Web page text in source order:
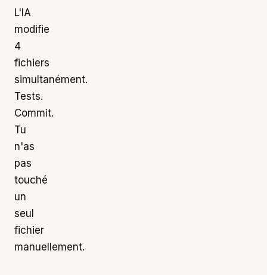
L'IA
modifie
4
fichiers
simultanément.
Tests.
Commit.
Tu
n'as
pas
touché
un
seul
fichier
manuellement.